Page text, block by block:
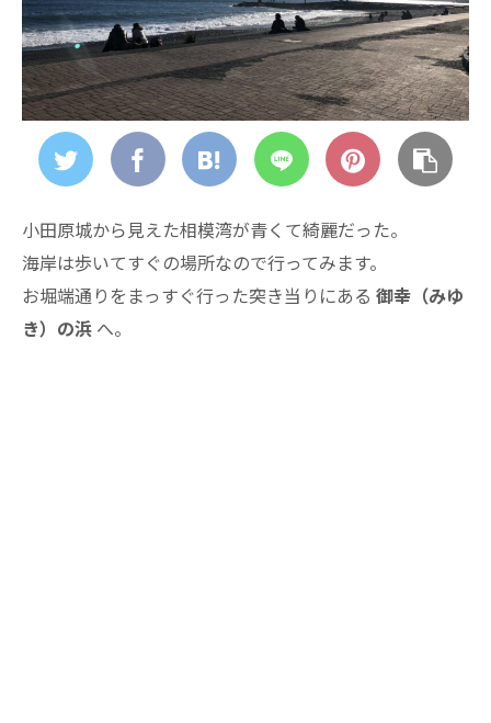
小田原城から見えた相模湾が青くて綺麗だった。
海岸は歩いてすぐの場所なので行ってみます。
お堀端通りをまっすぐ行った突き当りにある 御幸（みゆ
き）の浜 へ。